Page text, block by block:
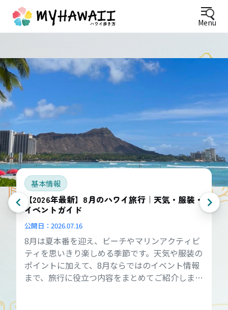
Menu
基本情報
【2026年最新】8月のハワイ旅行｜天気・服装・
イベントガイド
公開日： 2026.07.16
8月は夏本番を迎え、ビーチやマリンアクティビ
ティを思いきり楽しめる季節です。天気や服装の
ポイントに加えて、8月ならではのイベント情報
まで、旅行に役立つ内容をまとめてご紹介しま